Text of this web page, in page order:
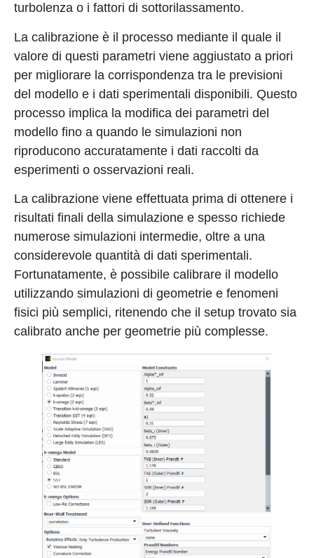
turbolenza o i fattori di sottorilassamento.
La calibrazione è il processo mediante il quale il
valore di questi parametri viene aggiustato a priori
per migliorare la corrispondenza tra le previsioni
del modello e i dati sperimentali disponibili. Questo
processo implica la modifica dei parametri del
modello fino a quando le simulazioni non
riproducono accuratamente i dati raccolti da
esperimenti o osservazioni reali.
La calibrazione viene effettuata prima di ottenere i
risultati finali della simulazione e spesso richiede
numerose simulazioni intermedie, oltre a una
considerevole quantità di dati sperimentali.
Fortunatamente, è possibile calibrare il modello
utilizzando simulazioni di geometrie e fenomeni
fisici più semplici, ritenendo che il setup trovato sia
calibrato anche per geometrie più complesse.